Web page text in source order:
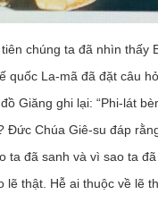
chúng ta đã nhìn thấy
quốc La-mã đã đặt câu
Giăng ghi lại: “Phi-lát
Đức Chúa Giê-su đáp
ta đã sanh và vì sao ta
lẽ thật. Hễ ai thuộc về lẽ